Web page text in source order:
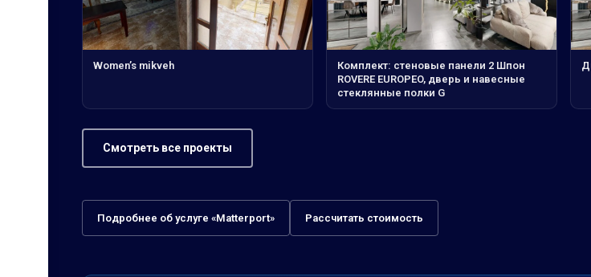
Women’s mikveh
Комплект: стеновые панели 2 Шпон
ROVERE EUROPEO, дверь и навесные
стеклянные полки G
Смотреть все проекты
Подробнее об услуге «Matterport» Рассчитать стоимость